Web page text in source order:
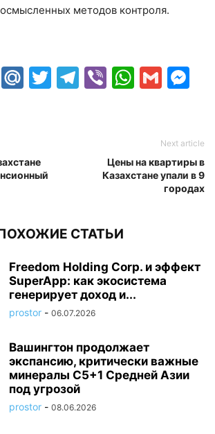
методов контроля.
Odnoklassniki
Mail.Ru
Twitter
Telegram
Viber
Next article
Цены на квартиры в
Казахстане упали в 9
городах
СТАТЬИ
Freedom Holding Corp. и эффект
SuperApp: как экосистема
генерирует доход и...
prostor - 06.07.2026
Вашингтон продолжает
экспансию, критически важные
минералы C5+1 Средней Азии
под угрозой
prostor - 08.06.2026